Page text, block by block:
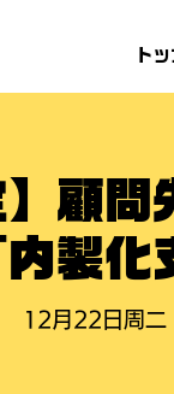
ト
】顧
製化
12月22日周二